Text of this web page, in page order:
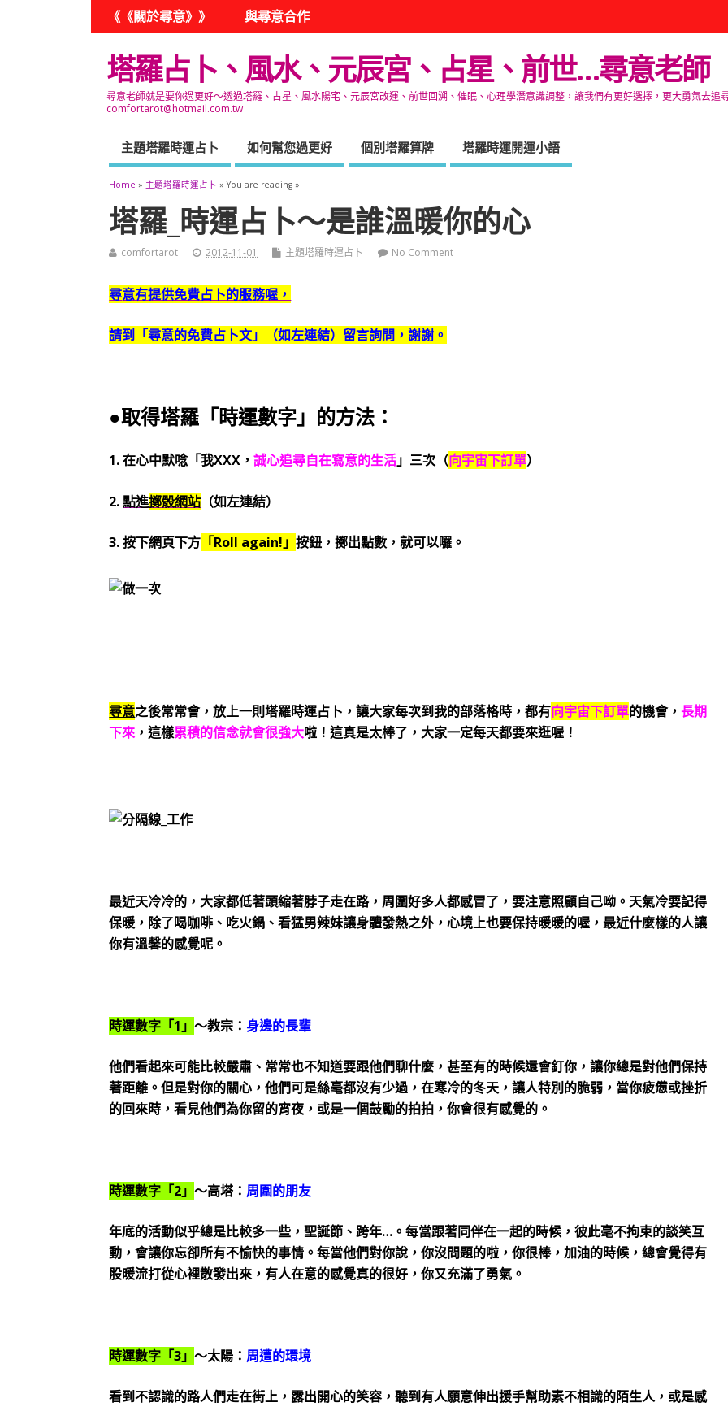
《《關於尋意》》 與尋意合作
塔羅占卜、風水、元辰宮、占星、前世…尋意老師
尋意老師就是要你過更好～透過塔羅、占星、風水陽宅、元辰宮改運、前世回溯、催眠、心理學潛意識調整，讓我們有更好選擇，更大勇氣去
comfortarot@hotmail.com.tw
主題塔羅時運占卜 如何幫您過更好 個別塔羅算牌 塔羅時運開運小語
Home » 主題塔羅時運占卜 » You are reading »
塔羅_時運占卜～是誰溫暖你的心
comfortarot 2012-11-01 主題塔羅時運占卜 No Comment
尋意有提供免費占卜的服務喔，
請到「尋意的免費占卜文」（如左連結）留言詢問，謝謝。
●取得塔羅「時運數字」的方法：
1. 在心中默唸「我XXX，誠心追尋自在寫意的生活」三次（向宇宙下訂單）
2.點進擲骰網站 （如左連結）
3. 按下網頁下方 「Roll again!」按鈕，擲出點數，就可以囉。
尋意之後常常會，放上一則塔羅時運占卜，讓大家每次到我的部落格時，都有向宇宙下訂單的機會，長期
下來 ，這樣累積的信念就會很強大啦！這真是太棒了，大家一定每天都要來逛喔！
最近天冷冷的，大家都低著頭縮著脖子走在路，周圍好多人都感冒了，要注意照顧自己呦。天氣冷要記得
保暖，除了喝咖啡、吃火鍋、看猛男辣妹讓身體發熱之外，心境上也要保持暖暖的喔，最近什麼樣的人讓
你有溫馨的感覺呢。
時運數字「1」～教宗： 身邊的長輩
他們看起來可能比較嚴肅、常常也不知道要跟他們聊什麼，甚至有的時候還會釘你，讓你總是對他們保持
著距離。但是對你的關心，他們可是絲毫都沒有少過，在寒冷的冬天，讓人特別的脆弱，當你疲憊或挫折
的回來時，看見他們為你留的宵夜，或是一個鼓勵的拍拍，你會很有感覺的。
時運數字「2」～高塔： 周圍的朋友
年底的活動似乎總是比較多一些，聖誕節、跨年…。每當跟著同伴在一起的時候，彼此毫不拘束的談笑互
動，會讓你忘卻所有不愉快的事情。每當他們對你說，你沒問題的啦，你很棒，加油的時候，總會覺得有
股暖流打從心裡散發出來，有人在意的感覺真的很好，你又充滿了勇氣。
時運數字「3」～太陽： 周遭的環境
看到不認識的路人們走在街上，露出開心的笑容，聽到有人願意伸出援手幫助素不相識的陌生人，或是感